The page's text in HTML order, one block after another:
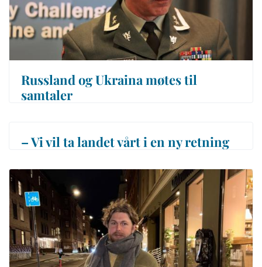
Russland og Ukraina møtes til
samtaler
– Vi vil ta landet vårt i en ny retning